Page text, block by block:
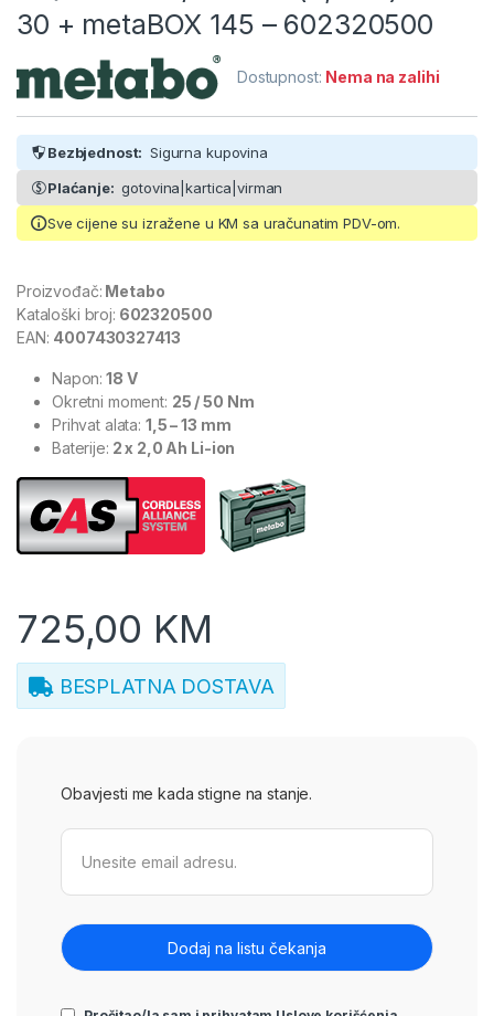
30 + metaBOX 145 – 602320500
Dostupnost: Nema na zalihi
Bezbjednost: Sigurna kupovina
Plaćanje: gotovina|kartica|virman
Sve cijene su izražene u KM sa uračunatim PDV-om.
Proizvođač: Metabo
Kataloški broj: 602320500
EAN: 4007430327413
Napon: 18 V
Okretni moment: 25 / 50 Nm
Prihvat alata: 1,5 – 13 mm
Baterije: 2 x 2,0 Ah Li-ion
725,00 KM
BESPLATNA DOSTAVA
Obavjesti me kada stigne na stanje.